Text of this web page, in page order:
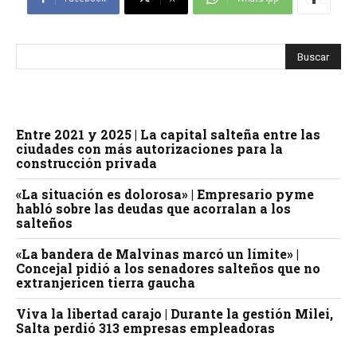
Entre 2021 y 2025 | La capital salteña entre las
ciudades con más autorizaciones para la
construcción privada
«La situación es dolorosa» | Empresario pyme
habló sobre las deudas que acorralan a los
salteños
«La bandera de Malvinas marcó un límite» |
Concejal pidió a los senadores salteños que no
extranjericen tierra gaucha
Viva la libertad carajo | Durante la gestión Milei,
Salta perdió 313 empresas empleadoras